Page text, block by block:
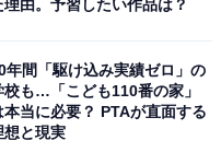
理由。予習したい作品は？
年間「駆け込み実績ゼロ」の
校も…「こども110番の家」
本当に必要？ PTAが直面する
想と現実